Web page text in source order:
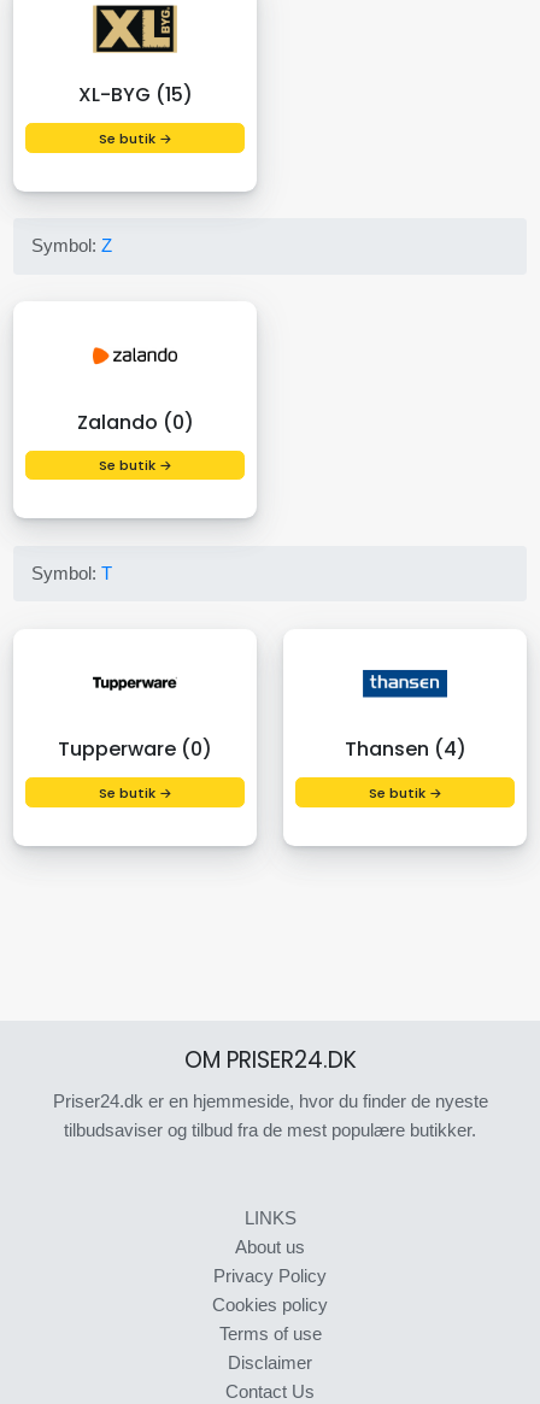
XL-BYG (15)
Se butik →
Symbol:Z
Zalando (0)
Se butik →
Symbol:T
Tupperware (0)
Se butik →
Thansen (4)
Se butik →
OM PRISER24.DK
Priser24.dk er en hjemmeside, hvor du finder de nyeste
tilbudsaviser og tilbud fra de mest populære butikker.
LINKS
About us
Privacy Policy
Cookies policy
Terms of use
Disclaimer
Contact Us